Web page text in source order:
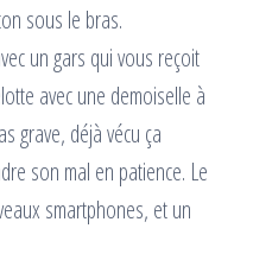
sous le bras.
un gars qui vous reçoit
avec une demoiselle à
grave, déjà vécu ça
son mal en patience. Le
smartphones, et un